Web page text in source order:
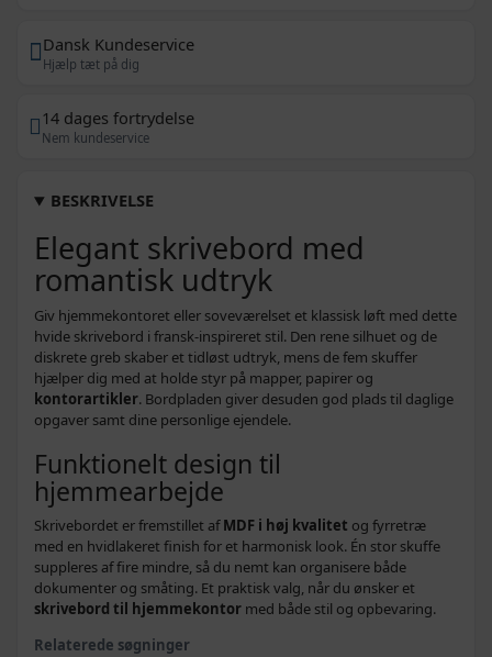
Dansk Kundeservice
Hjælp tæt på dig
14 dages fortrydelse
Nem kundeservice
BESKRIVELSE
Elegant skrivebord med
romantisk udtryk
Giv hjemmekontoret eller soveværelset et klassisk løft med dette
hvide skrivebord i fransk-inspireret stil. Den rene silhuet og de
diskrete greb skaber et tidløst udtryk, mens de fem skuffer
hjælper dig med at holde styr på mapper, papirer og
kontorartikler. Bordpladen giver desuden god plads til daglige
opgaver samt dine personlige ejendele.
Funktionelt design til
hjemmearbejde
Skrivebordet er fremstillet afMDF i høj kvalitet og fyrretræ
med en hvidlakeret finish for et harmonisk look. Én stor skuffe
suppleres af fire mindre, så du nemt kan organisere både
dokumenter og småting. Et praktisk valg, når du ønsker et
skrivebord til hjemmekontor med både stil og opbevaring.
Relaterede søgninger